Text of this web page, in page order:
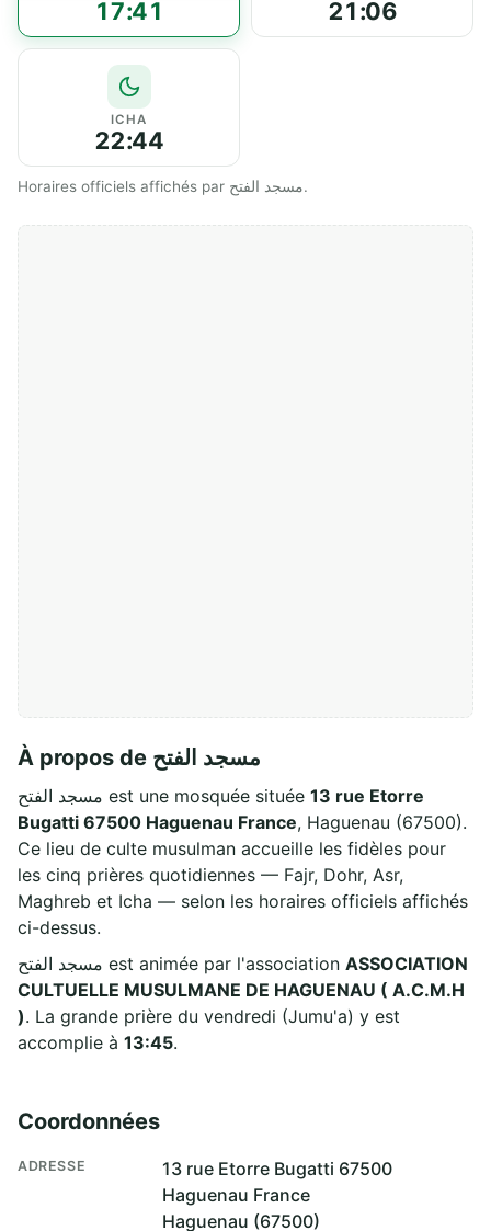
17:41 21:06
ICHA
22:44
Horaires officiels affichés par مسجد الفتح.
À propos de مسجد الفتح
مسجد الفتح est une mosquée située 13 rue Etorre
Bugatti 67500 Haguenau France, Haguenau (67500).
Ce lieu de culte musulman accueille les fidèles pour
les cinq prières quotidiennes — Fajr, Dohr, Asr,
Maghreb et Icha — selon les horaires officiels affichés
ci-dessus.
مسجد الفتح est animée par l'association ASSOCIATION
CULTUELLE MUSULMANE DE HAGUENAU ( A.C.M.H
). La grande prière du vendredi (Jumu'a) y est
accomplie à 13:45.
Coordonnées
ADRESSE
13 rue Etorre Bugatti 67500
Haguenau France
Haguenau (67500)